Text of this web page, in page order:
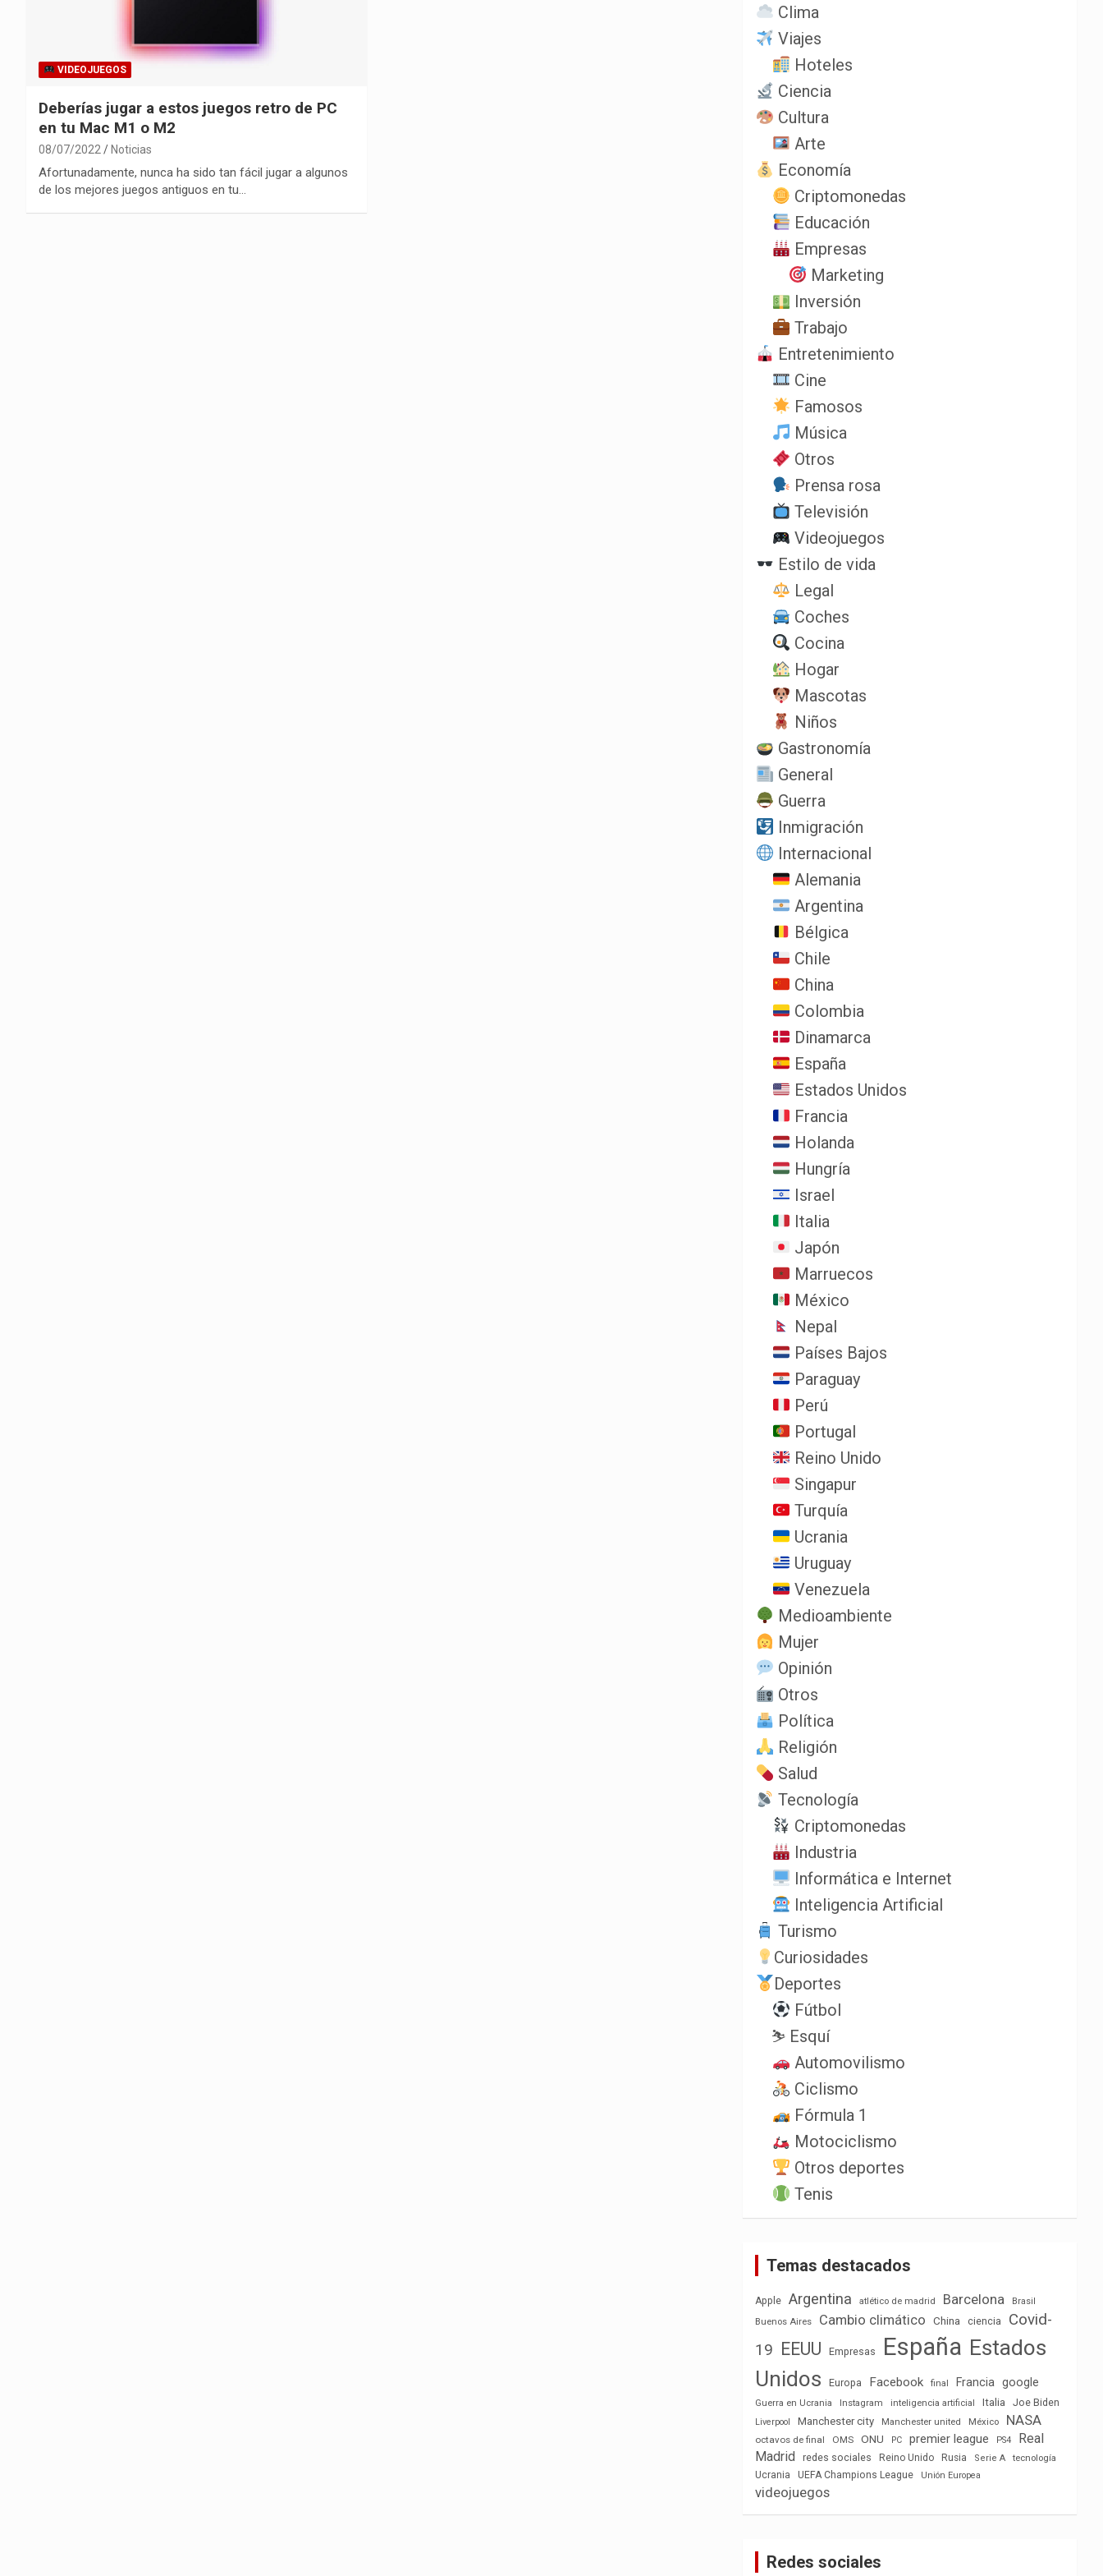
VIDEOJUEGOS
Deberías jugar a estos juegos retro de PC
en tu Mac M1 o M2
08/07/2022 Noticias
Afortunadamente, nunca ha sido tan fácil jugar a algunos
de los mejores juegos antiguos en tu…
Clima
Viajes
Hoteles
Ciencia
Cultura
Arte
Economía
Criptomonedas
Educación
Empresas
Marketing
Inversión
Trabajo
Entretenimiento
Cine
Famosos
Música
Otros
Prensa rosa
Televisión
Videojuegos
Estilo de vida
Legal
Coches
Cocina
Hogar
Mascotas
Niños
Gastronomía
General
Guerra
Inmigración
Internacional
Alemania
Argentina
Bélgica
Chile
China
Colombia
Dinamarca
España
Estados Unidos
Francia
Holanda
Hungría
Israel
Italia
Japón
Marruecos
México
Nepal
Países Bajos
Paraguay
Perú
Portugal
Reino Unido
Singapur
Turquía
Ucrania
Uruguay
Venezuela
Medioambiente
Mujer
Opinión
Otros
Política
Religión
Salud
Tecnología
Criptomonedas
Industria
Informática e Internet
Inteligencia Artificial
Turismo
Curiosidades
Deportes
Fútbol
⛷️ Esquí
Automovilismo
Ciclismo
Fórmula 1
Motociclismo
Otros deportes
Tenis
Temas destacados
Apple Argentina atlético de madrid Barcelona
Brasil
Buenos Aires
Cambio climático China ciencia
Covid-
19
EEUU Empresas España Estados
Unidos
Europa Facebook final Francia google
Guerra en Ucrania Instagram inteligencia artificial Italia Joe Biden
Liverpool Manchester city Manchester united México NASA
octavos de final OMS ONU PC premier league PS4
Real
Madrid
redes sociales Reino Unido Rusia Serie A
tecnología
Ucrania
UEFA Champions League Unión Europea
videojuegos
Redes sociales